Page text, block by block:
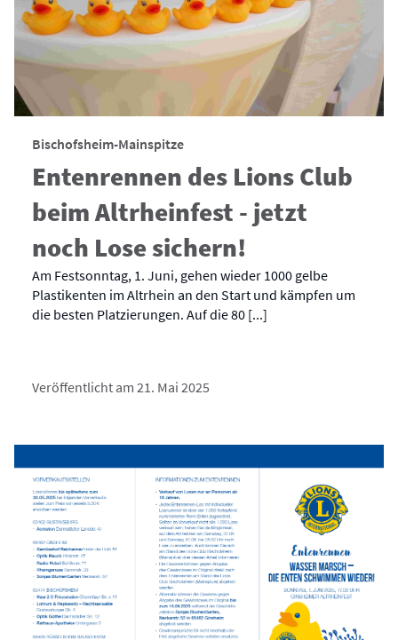
Bischofsheim-Mainspitze
Entenrennen des Lions Club
beim Altrheinfest - jetzt
noch Lose sichern!
Am Festsonntag, 1. Juni, gehen wieder 1000 gelbe
Plastikenten im Altrhein an den Start und kämpfen um
die besten Platzierungen. Auf die 80 [...]
Veröffentlicht am 21. Mai 2025